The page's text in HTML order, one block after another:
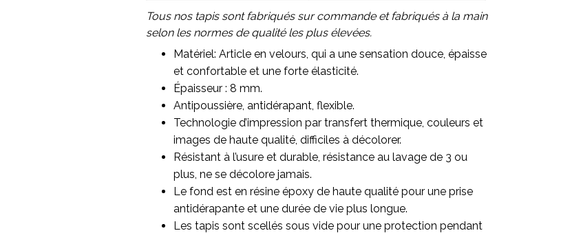
Tous nos tapis sont fabriqués sur commande et fabriqués à la main
selon les normes de qualité les plus élevées.
Matériel: Article en velours, qui a une sensation douce, épaisse
et confortable et une forte élasticité.
Épaisseur : 8 mm.
Antipoussière, antidérapant, flexible.
Technologie d’impression par transfert thermique, couleurs et
images de haute qualité, difficiles à décolorer.
Résistant à l’usure et durable, résistance au lavage de 3 ou
plus, ne se décolore jamais.
Le fond est en résine époxy de haute qualité pour une prise
antidérapante et une durée de vie plus longue.
Les tapis sont scellés sous vide pour une protection pendant